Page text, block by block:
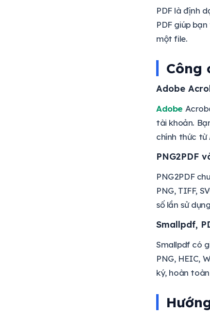
PDF là định
PDF giúp
một file.
Công
Adobe
Adobe
tài khoản.
chính thức từ
PNG2PDF
PNG2PDF
PNG, TIFF,
số lần sử
Smallpdf,
Smallpdf có
PNG, HEIC,
ký, hoàn